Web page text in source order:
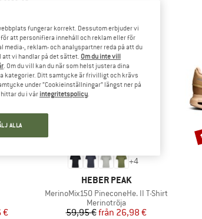
pris
€
+4
VARUMÄRKE
HEBER PEAK
Produkter
MerinoMix150 PineconeHe. II T-Shirt
Produktgrupp
Merinotröja
Pris
59,95 € Reducerat pris
från 26,98 €
fungerar korrekt. Dessutom erbjuder vi
att personifiera innehåll och reklam eller för
, reklam- och analyspartner reda på att du
att vi handlar på det sättet. Om du inte vill
. Om du vill kan du när som helst justera dina
kategorier. Ditt samtycke är frivilligt och krävs
under ”Cookieinställningar” längst ner på
du i vår integritetspolicy.
ALLA